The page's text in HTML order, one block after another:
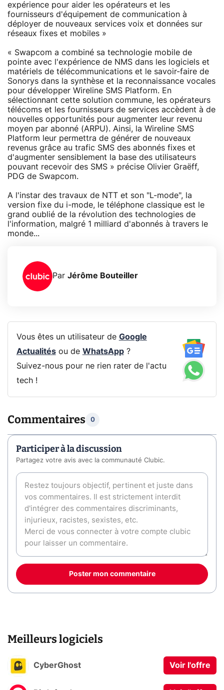
expérience pour aider les opérateurs et les
fournisseurs d'équipement de communication à
déployer de nouveaux services voix et données sur
réseaux fixes et mobiles »
« Swapcom a combiné sa technologie mobile de
pointe avec l'expérience de NMS dans les logiciels et
matériels de télécommunications et le savoir-faire de
Sonorys dans la synthèse et la reconnaissance vocales
pour développer Wireline SMS Platform. En
sélectionnant cette solution commune, les opérateurs
télécoms et les fournisseurs de services accèdent à de
nouvelles opportunités pour augmenter leur revenu
moyen par abonné (ARPU). Ainsi, la Wireline SMS
Platform leur permettra de générer de nouveaux
revenus grâce au trafic SMS des abonnés fixes et
d'augmenter sensiblement la base des utilisateurs
pouvant recevoir des SMS » précise Olivier Graëff,
PDG de Swapcom.
A l'instar des travaux de NTT et son "L-mode", la
version fixe du i-mode, le téléphone classique est le
grand oublié de la révolution des technologies de
l'information, malgré 1 milliard d'abonnés à travers le
monde...
Par Jérôme Bouteiller
Vous êtes un utilisateur de Google
Actualitésou de WhatsApp?
Suivez-nous pour ne rien rater de l'actu
tech !
Commentaires 0
Participer à la discussion
Partagez votre avis avec la communauté Clubic.
Poster mon commentaire
Meilleurs logiciels
CyberGhost Voir l'offre